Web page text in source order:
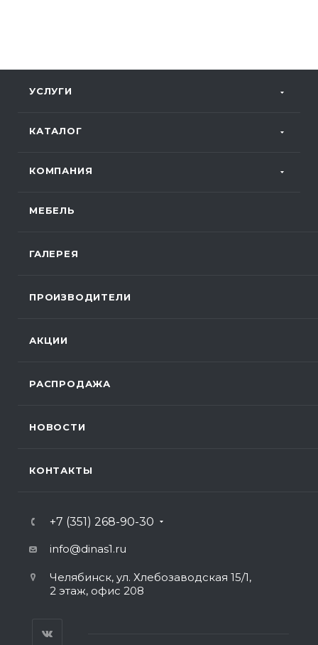
УСЛУГИ
КАТАЛОГ
КОМПАНИЯ
МЕБЕЛЬ
ГАЛЕРЕЯ
ПРОИЗВОДИТЕЛИ
АКЦИИ
РАСПРОДАЖА
НОВОСТИ
КОНТАКТЫ
+7 (351) 268-90-30
info@dinas1.ru
Челябинск, ул. Хлебозаводская 15/1,
2 этаж, офис 208